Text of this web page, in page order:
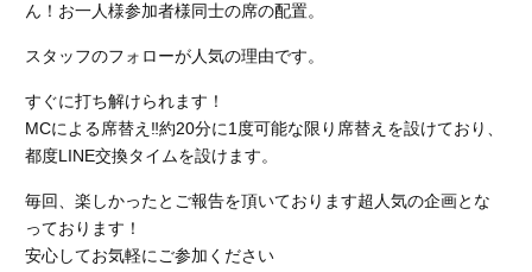
ん！お一人様参加者様同士の席の配置。
スタッフのフォローが人気の理由です。
すぐに打ち解けられます！
MCによる席替え‼︎約20分に1度可能な限り席替えを設けており、
都度LINE交換タイムを設けます。
毎回、楽しかったとご報告を頂いております超人気の企画とな
っております！
安心してお気軽にご参加ください